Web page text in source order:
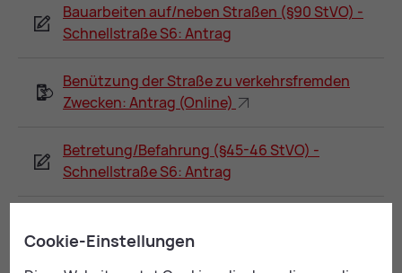
Bauarbeiten auf/neben Straßen (§90 StVO) -
Schnellstraße S6: Antrag
Benützung der Straße zu verkehrsfremden
Zwecken: Antrag (Online)
Betretung/Befahrung (§45-46 StVO) -
Schnellstraße S6: Antrag
Infostand aufstellen: Ansuchen
Cookie-Einstellungen